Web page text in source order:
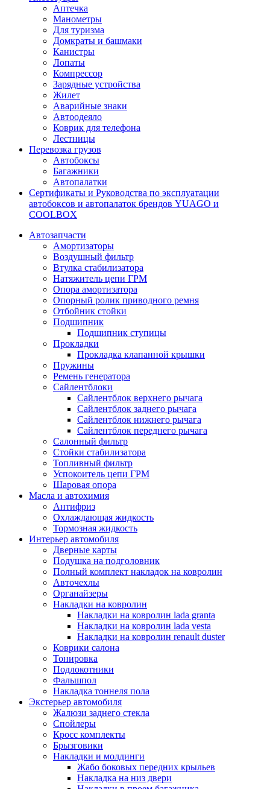
Аптечка
Манометры
Для туризма
Домкраты и башмаки
Канистры
Лопаты
Компрессор
Зарядные устройства
Жилет
Аварийные знаки
Автоодеяло
Коврик для телефона
Лестницы
Перевозка грузов
Автобоксы
Багажники
Автопалатки
Сертификаты и Руководства по эксплуатации
автобоксов и автопалаток брендов YUAGO и
COOLBOX
Автозапчасти
Амортизаторы
Воздушный фильтр
Втулка стабилизатора
Натяжитель цепи ГРМ
Опора амортизатора
Опорный ролик приводного ремня
Отбойник стойки
Подшипник
Подшипник ступицы
Прокладки
Прокладка клапанной крышки
Пружины
Ремень генератора
Сайлентблоки
Сайлентблок верхнего рычага
Сайлентблок заднего рычага
Сайлентблок нижнего рычага
Сайлентблок переднего рычага
Салонный фильтр
Стойки стабилизатора
Топливный фильтр
Успокоитель цепи ГРМ
Шаровая опора
Масла и автохимия
Антифриз
Охлаждающая жидкость
Тормозная жидкость
Интерьер автомобиля
Дверные карты
Подушка на подголовник
Полный комплект накладок на ковролин
Авточехлы
Органайзеры
Накладки на ковролин
Накладки на ковролин lada granta
Накладки на ковролин lada vesta
Накладки на ковролин renault duster
Коврики салона
Тонировка
Подлокотники
Фальшпол
Накладка тоннеля пола
Экстерьер автомобиля
Жалюзи заднего стекла
Спойлеры
Кросс комплекты
Брызговики
Накладки и молдинги
Жабо боковых передних крыльев
Накладка на низ двери